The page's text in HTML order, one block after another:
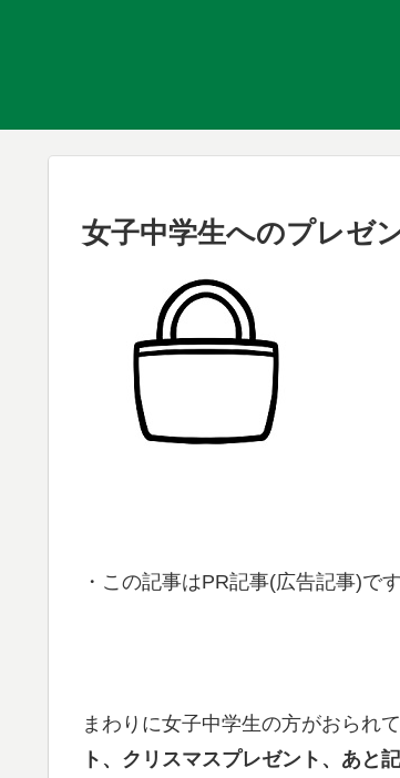
女子中学生へのプレゼ
・この記事はPR記事(広告記事)です
まわりに女子中学生の方がおられ
ト、クリスマスプレゼント、あと